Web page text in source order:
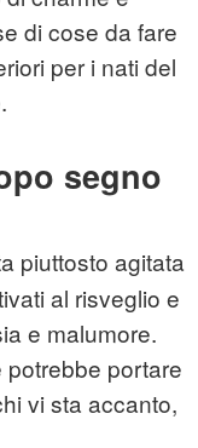
di cose da fare
per i nati del
segno
piuttosto agitata
al risveglio e
e malumore.
portare
vi sta accanto,